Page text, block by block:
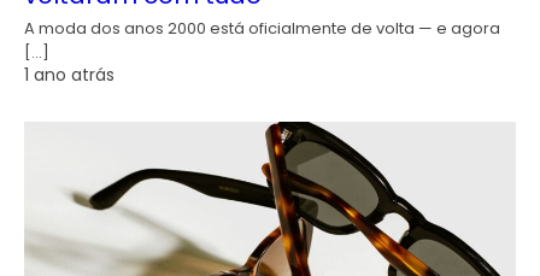
A moda dos anos 2000 está oficialmente de volta — e agora
[…]
1 ano atrás